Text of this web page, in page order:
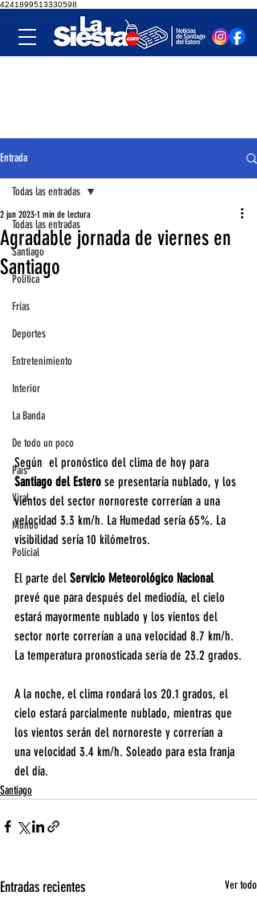
4241899513330598
Entrada
Todas las entradas
Santiago
Política
Frías
Deportes
Entretenimiento
Interior
La Banda
De todo un poco
País
Viral
Mundo
Policial
Todas las entradas
Agradable jornada de viernes en
Santiago
2 jun 2023 1 min de lectura
Según  el pronóstico del clima de hoy para
Santiago del Estero se presentaría nublado, y los
vientos del sector nornoreste correrían a una
velocidad 3.3 km/h. La Humedad sería 65%. La
visibilidad sería 10 kilómetros.
El parte del Servicio Meteorológico Nacional
prevé que para después del mediodía, el cielo
estará mayormente nublado y los vientos del
sector norte correrían a una velocidad 8.7 km/h.
La temperatura pronosticada sería de 23.2 grados.
A la noche, el clima rondará los 20.1 grados, el
cielo estará parcialmente nublado, mientras que
los vientos serán del nornoreste y correrían a
una velocidad 3.4 km/h. Soleado para esta franja
del día.
Santiago
Entradas recientes Ver todo